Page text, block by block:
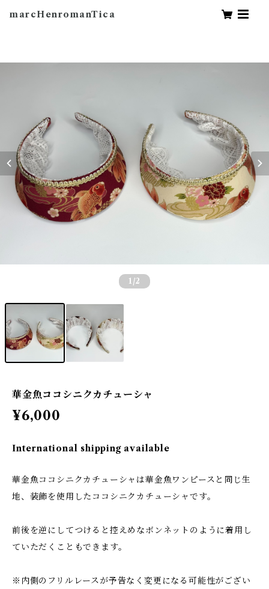
marcHenromanTica
1 /2
華金魚ココシニクカチューシャ
¥6,000
International shipping available
華金魚ココシニクカチューシャは華金魚ワンピースと同じ生
地、装飾を使用したココシニクカチューシャです。
前後を逆にしてつけると控えめなボンネットのように着用し
ていただくこともできます。
※内側のフリルレースが予告なく変更になる可能性がござい